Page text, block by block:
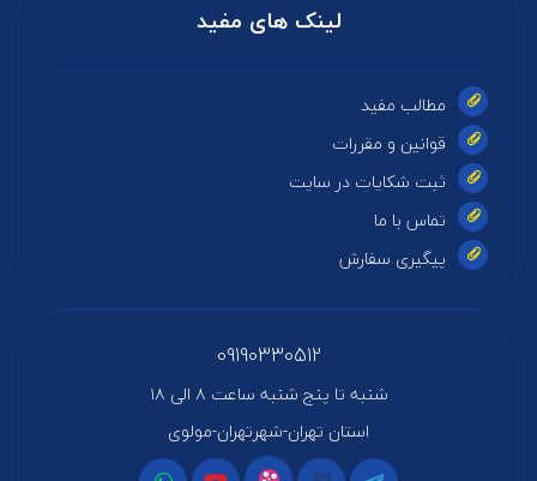
لینک های مفید
مطالب مفید
قوانین و مقررات
ثبت شکایات در سایت
تماس با ما
پیگیری سفارش
09190330512
شنبه تا پنج شنبه ساعت ۸ الی ۱۸
استان تهران-شهرتهران-مولوی